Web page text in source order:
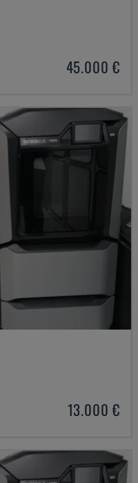
45.000 €
13.000 €